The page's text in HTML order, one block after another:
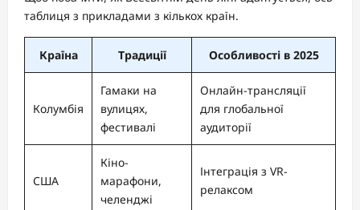
таблиця з прикладами з кількох країн.
Країна Традиції Особливості в 2025
Колумбія
Гамаки на
вулицях,
фестивалі
Онлайн-трансляції
для глобальної
аудиторії
США
Кіно-
марафони,
челенджі
Інтеграція з VR-
релаксом